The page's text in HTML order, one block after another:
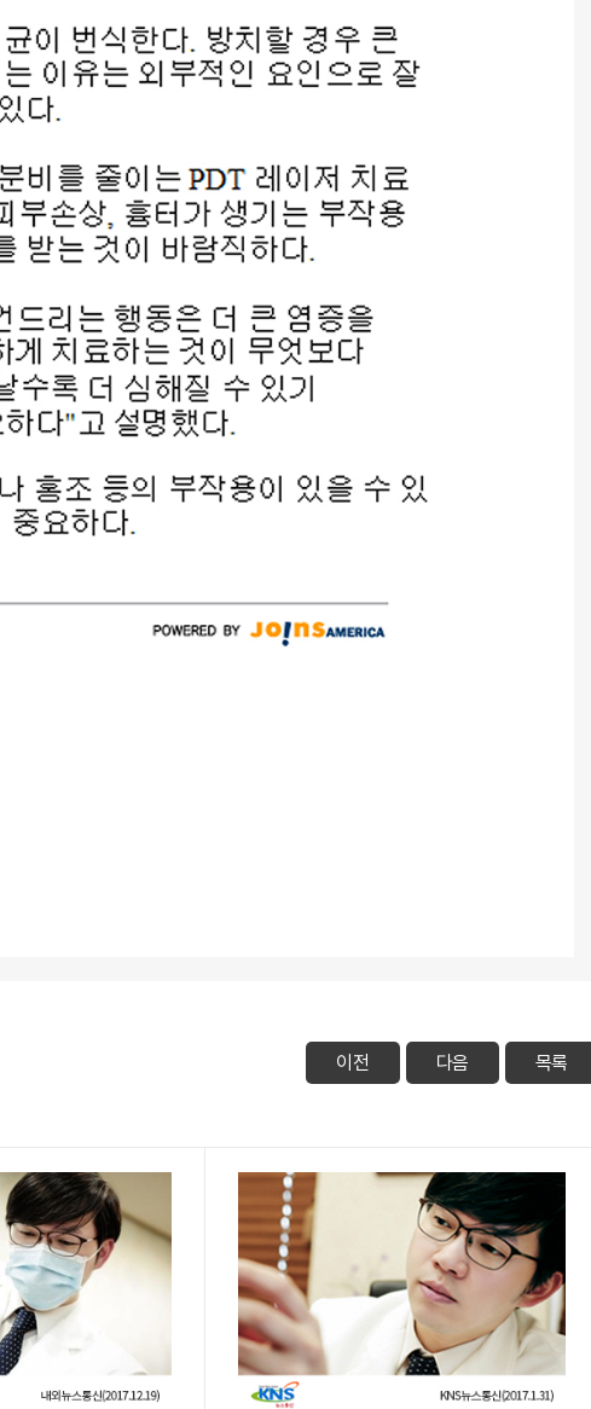
이전 다음 목록